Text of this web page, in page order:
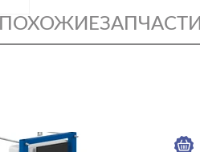
ПОХОЖИЕЗАПЧАСТИ